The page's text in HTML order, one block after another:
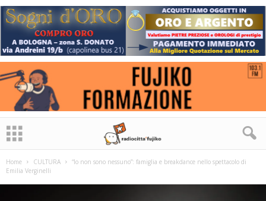
Home CULTURA
“Io non sono nessuno”: famiglia e breakdance nello spettacolo di
Emilia Verginelli